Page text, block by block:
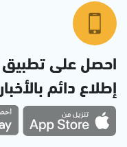
احصل على
إطلاع دائم